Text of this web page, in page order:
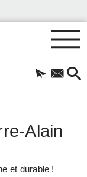
Alain
et durable !